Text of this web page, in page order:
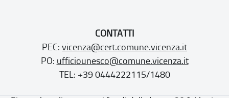
CONTATTI
PEC: vicenza@cert.comune.vicenza.it
PO: ufficiounesco@comune.vicenza.it
TEL: +39 0444222115/1480